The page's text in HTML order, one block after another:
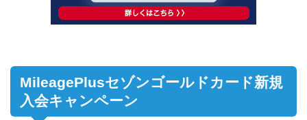
MileagePlusセゾンゴールドカード新規
入会キャンペーン